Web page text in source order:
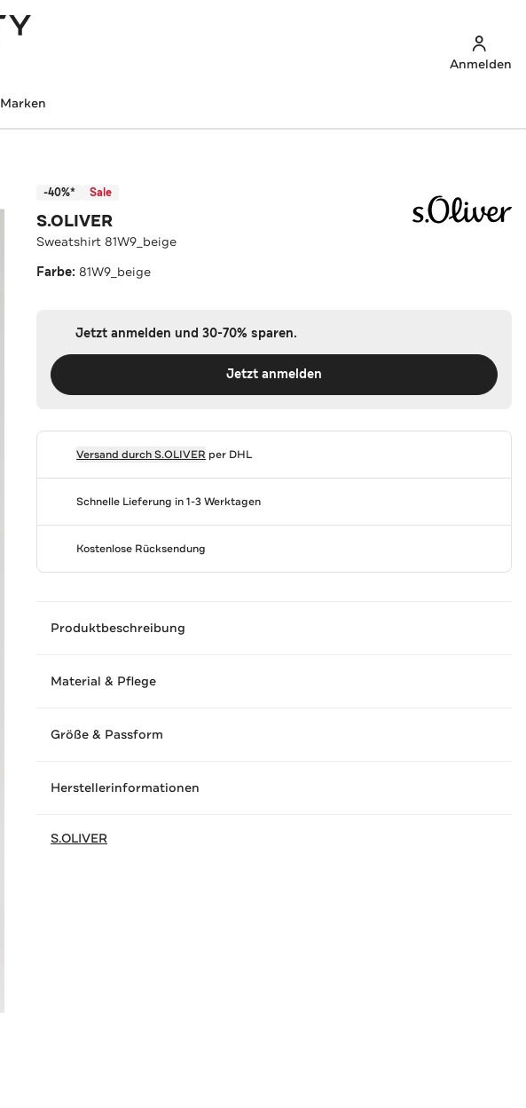
Anmelden
Marken
-40%* Sale
S.OLIVER
Sweatshirt 81W9_beige
Farbe: 81W9_beige
Jetzt anmelden und 30-70% sparen.
Jetzt anmelden
Versand durchS.OLIVER per DHL
Schnelle Lieferung in 1-3 Werktagen
Kostenlose Rücksendung
Produktbeschreibung
Material & Pflege
Größe & Passform
Herstellerinformationen
S.OLIVER